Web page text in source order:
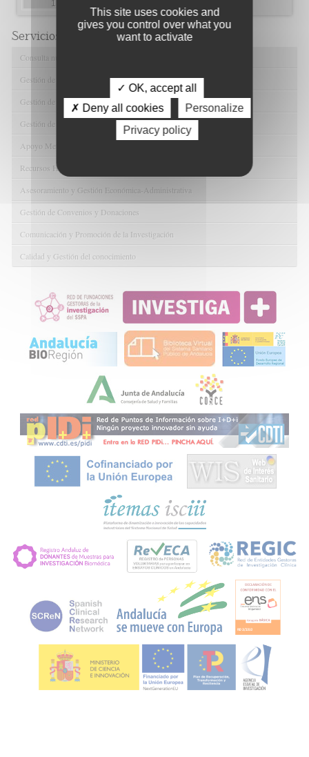
1
Servicios de FIBAO
Consulta nuestras Ofertas Tecnológicas
Gestión de Ensayos Clínicos y Estudios Observacionales
Gestión de la Innovación y la Transferencia Tecnológica
Gestión de Ayudas y Oportunidad de Financiación
Apoyo Metodológico y/o Estadístico
Recursos Humanos
Asesoramiento y Gestión Económica-Administrativa
Gestión de Convenios y Donaciones
Comunicación y Promoción de la Investigación
Calidad y Gestión del conocimiento
This site uses cookies and
gives you control over what you
want to activate
✓ OK, accept all
✗ Deny all cookies
Personalize
Privacy policy